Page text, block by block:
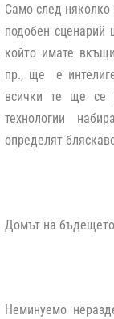
Само след няколко
подобен сценарий
който имате
пр., ще е
всички те ще се
технологии
определят
Домът на
Неминуемо